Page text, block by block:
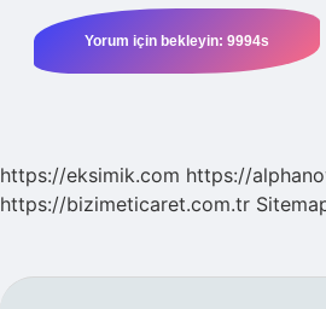
https://eksimik.com https://
https://bizimeticaret.com.tr